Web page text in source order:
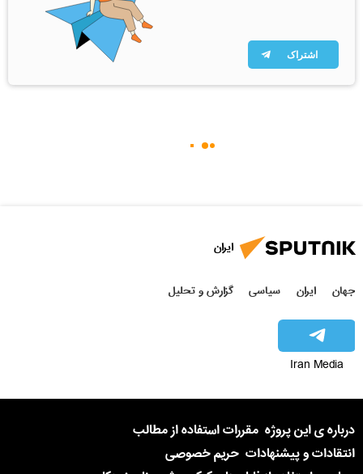
اشتراک
ایران
جهان ایران سیاسی گزارش و تحلیل
Iran Media
درباره ی این پروژه مقررات استفاده از مطالب
انتقادات و پیشنهادات حریم خصوصی